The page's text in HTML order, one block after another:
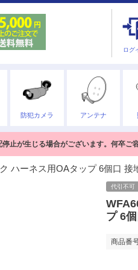
ログ
防犯カメラ アンテナ
止が生じる場合がございます。何卒ご
ハーネス用OAタップ 6個口 接
代引不可
プ 6
商品番